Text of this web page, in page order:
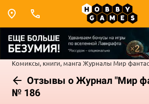
Комиксы, книги, манга Журналы Мир
Отзывы о Журнал "Мир
№ 186